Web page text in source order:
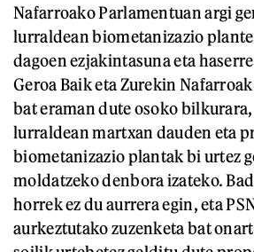
Nafarroako Parlamentuan argi
lurraldean biometanizazio
dagoen ezjakintasuna eta
Geroa Baik eta Zurekin
bat eraman dute osoko bilkurara,
lurraldean martxan dauden eta
biometanizazio plantak bi urtez
moldatzeko denbora izateko.
horrek ez du aurrera egin, eta
aurkeztutako zuzenketa bat